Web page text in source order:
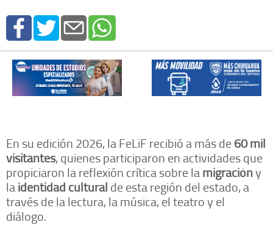
En su edición 2026, la FeLiF recibió a más de60 mil
visitantes, quienes participaron en actividades que
propiciaron la reflexión crítica sobre lamigracióny
laidentidad cultural de esta región del estado, a
través de la lectura, la música, el teatro y el
diálogo.